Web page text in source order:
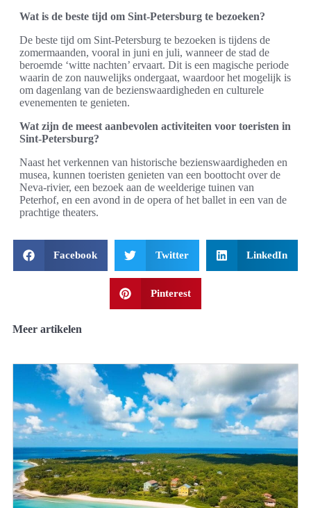
Wat is de beste tijd om Sint-Petersburg te bezoeken?
De beste tijd om Sint-Petersburg te bezoeken is tijdens de
zomermaanden, vooral in juni en juli, wanneer de stad de
beroemde ‘witte nachten’ ervaart. Dit is een magische periode
waarin de zon nauwelijks ondergaat, waardoor het mogelijk is
om dagenlang van de bezienswaardigheden en culturele
evenementen te genieten.
Wat zijn de meest aanbevolen activiteiten voor toeristen in
Sint-Petersburg?
Naast het verkennen van historische bezienswaardigheden en
musea, kunnen toeristen genieten van een boottocht over de
Neva-rivier, een bezoek aan de weelderige tuinen van
Peterhof, en een avond in de opera of het ballet in een van de
prachtige theaters.
Facebook Twitter LinkedIn
Pinterest
Meer artikelen